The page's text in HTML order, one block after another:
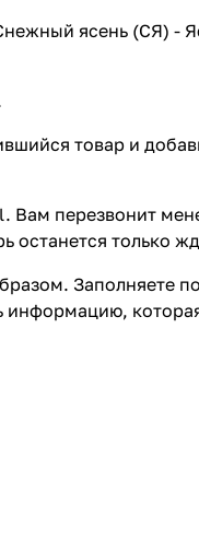
ясень (СЯ) -
товар и
перезвонит
только
Заполняете